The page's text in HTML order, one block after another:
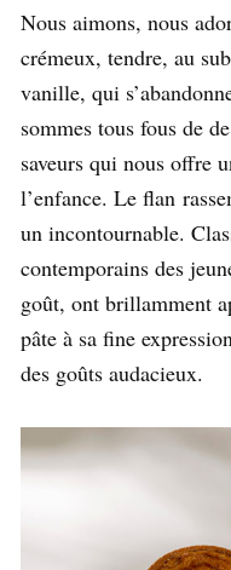
Nous aimons, nous
crémeux, tendre, au
vanille, qui
sommes tous fous de
saveurs qui nous offre
l’enfance. Le flan
un incontournable.
contemporains des
goût, ont brillamment
pâte à sa fine
des goûts audacieux.